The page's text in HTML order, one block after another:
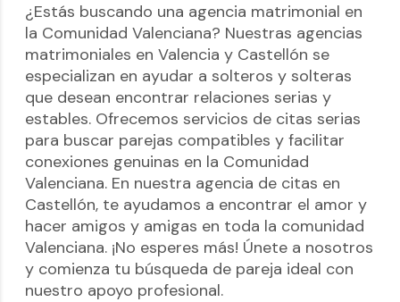
¿Estás buscando una agencia matrimonial en
la Comunidad Valenciana? Nuestras agencias
matrimoniales en Valencia y Castellón se
especializan en ayudar a solteros y solteras
que desean encontrar relaciones serias y
estables. Ofrecemos servicios de citas serias
para buscar parejas compatibles y facilitar
conexiones genuinas en la Comunidad
Valenciana. En nuestra agencia de citas en
Castellón, te ayudamos a encontrar el amor y
hacer amigos y amigas en toda la comunidad
Valenciana. ¡No esperes más! Únete a nosotros
y comienza tu búsqueda de pareja ideal con
nuestro apoyo profesional.